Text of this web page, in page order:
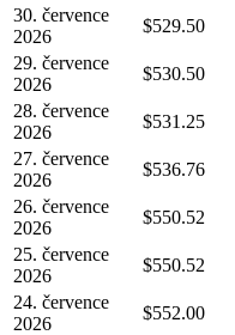
30. července
2026
$529.50
29. července
2026
$530.50
28. července
2026
$531.25
27. července
2026
$536.76
26. července
2026
$550.52
25. července
2026
$550.52
24. července
2026
$552.00